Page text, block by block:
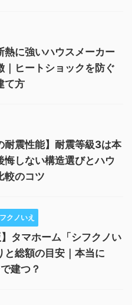
熱に強いハウスメーカー
｜ヒートショックを防ぐ
て方
耐震性能】耐震等級3は本
悔しない構造選びとハウ
較のコツ
クノいえ
タマホーム「シフクノい
と総額の目安｜本当に
建つ？